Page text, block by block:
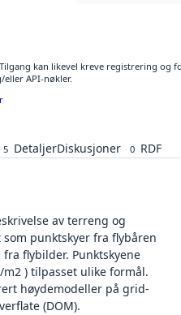
kan likevel kreve registrering og
API-nøkler.
5 DetaljerDiskusjoner 0 RDF
av terreng og
punktskyer fra flybåren
flybilder. Punktskyene
) tilpasset ulike formål.
høydemodeller på grid-
(DOM).